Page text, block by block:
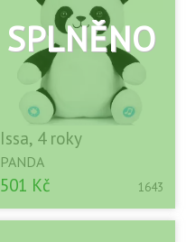
Issa, 4 roky
PANDA
501 Kč 1643